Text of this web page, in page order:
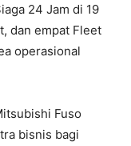
24 Jam di 19
dan empat Fleet
operasional
Fuso
bisnis bagi